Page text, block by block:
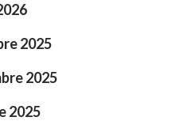
2025
2025
2025